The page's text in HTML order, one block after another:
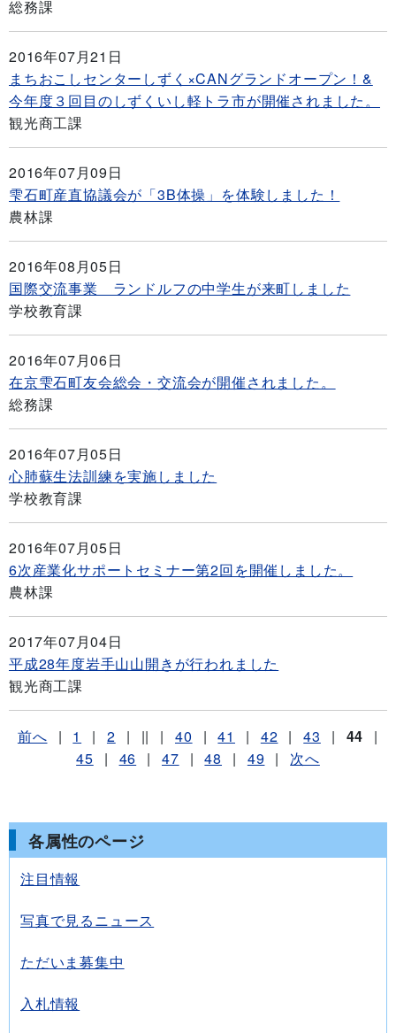
総務課
2016年07月21日
まちおこしセンターしずく×CANグランドオープン！&
今年度３回目のしずくいし軽トラ市が開催されました。
観光商工課
2016年07月09日
雫石町産直協議会が「3B体操」を体験しました！
農林課
2016年08月05日
国際交流事業 ランドルフの中学生が来町しました
学校教育課
2016年07月06日
在京雫石町友会総会・交流会が開催されました。
総務課
2016年07月05日
心肺蘇生法訓練を実施しました
学校教育課
2016年07月05日
6次産業化サポートセミナー第2回を開催しました。
農林課
2017年07月04日
平成28年度岩手山山開きが行われました
観光商工課
前へ | 1 | 2 | || | 40 | 41 | 42 | 43 | 44
|
45
| 46 | 47 | 48 | 49 | 次へ
各属性のページ
注目情報
写真で見るニュース
ただいま募集中
入札情報